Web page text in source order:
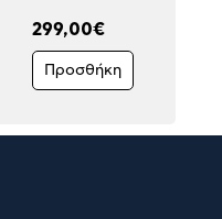
299,00€
Προσθήκη